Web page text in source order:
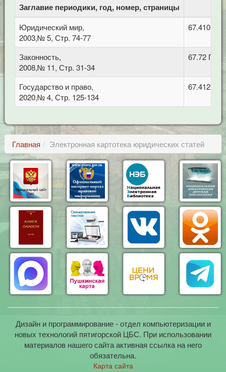
Заглавие периодики, год, номер, страницы
Юридический мир,
2003,№ 5, Стр. 74-77
67.410
Законность,
2008,№ 11, Стр. 31-34
67.72
Государство и право,
2020,№ 4, Стр. 125-134
67.412
Главная Электронная картотека юридических статей
Дизайн и программирование - отдел компьютеризации и
новых технологий пятигорской ЦБС. При использовании
материалов нашего сайта активная ссылка на него
обязательна.
Карта сайта